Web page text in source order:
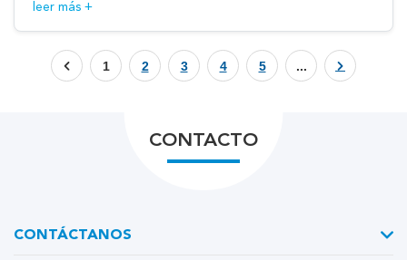
leer más +
1 2 3 4 5 ...
CONTACTO
CONTÁCTANOS